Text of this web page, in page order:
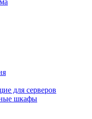
для серверов
шкафы